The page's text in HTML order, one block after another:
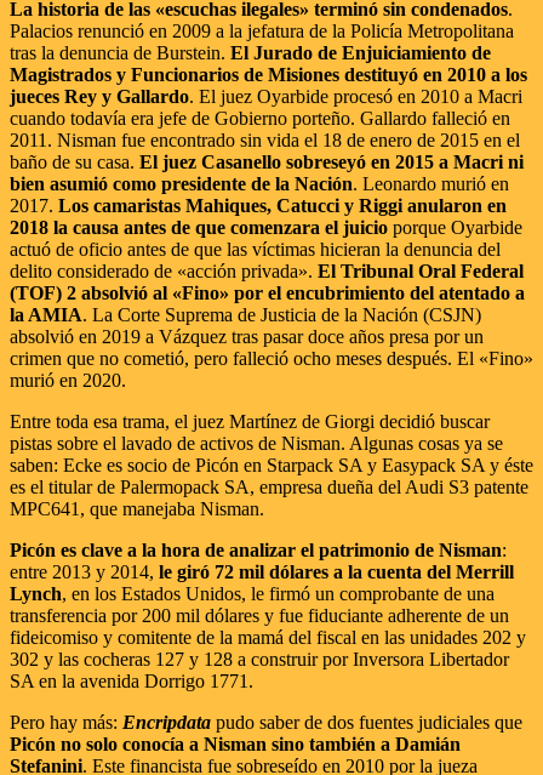
La historia de las «escuchas ilegales» terminó sin condenados.
Palacios renunció en 2009 a la jefatura de la Policía Metropolitana
tras la denuncia de Burstein. El Jurado de Enjuiciamiento de
Magistrados y Funcionarios de Misiones destituyó en 2010 a los
jueces Rey y Gallardo. El juez Oyarbide procesó en 2010 a Macri
cuando todavía era jefe de Gobierno porteño. Gallardo falleció en
2011. Nisman fue encontrado sin vida el 18 de enero de 2015 en el
baño de su casa. El juez Casanello sobreseyó en 2015 a Macri ni
bien asumió como presidente de la Nación. Leonardo murió en
2017. Los camaristas Mahiques, Catucci y Riggi anularon en
2018 la causa antes de que comenzara el juicio porque Oyarbide
actuó de oficio antes de que las víctimas hicieran la denuncia del
delito considerado de «acción privada». El Tribunal Oral Federal
(TOF) 2 absolvió al «Fino» por el encubrimiento del atentado a
la AMIA. La Corte Suprema de Justicia de la Nación (CSJN)
absolvió en 2019 a Vázquez tras pasar doce años presa por un
crimen que no cometió, pero falleció ocho meses después. El «Fino»
murió en 2020.
Entre toda esa trama, el juez Martínez de Giorgi decidió buscar
pistas sobre el lavado de activos de Nisman. Algunas cosas ya se
saben: Ecke es socio de Picón en Starpack SA y Easypack SA y éste
es el titular de Palermopack SA, empresa dueña del Audi S3 patente
MPC641, que manejaba Nisman.
Picón es clave a la hora de analizar el patrimonio de Nisman:
entre 2013 y 2014, le giró 72 mil dólares a la cuenta del Merrill
Lynch, en los Estados Unidos, le firmó un comprobante de una
transferencia por 200 mil dólares y fue fiduciante adherente de un
fideicomiso y comitente de la mamá del fiscal en las unidades 202 y
302 y las cocheras 127 y 128 a construir por Inversora Libertador
SA en la avenida Dorrigo 1771.
Pero hay más: Encripdata pudo saber de dos fuentes judiciales que
Picón no solo conocía a Nisman sino también a Damián
Stefanini. Este financista fue sobreseído en 2010 por la jueza